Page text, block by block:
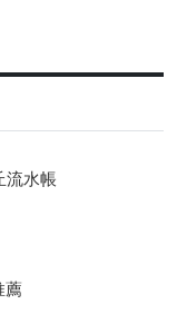
流水帳
薦